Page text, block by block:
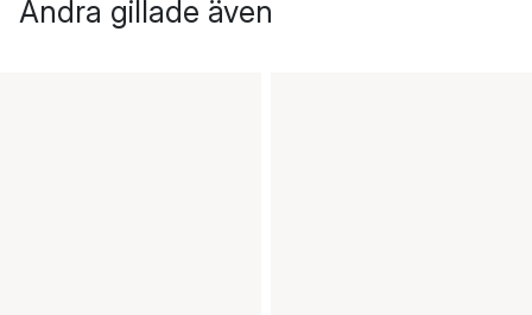
Andra gillade även